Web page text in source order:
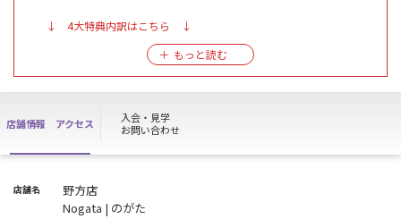
↓ 4大特典内訳はこちら ↓
①入館パス発行代（通常5,500円）→ 【0円】
②9月分月会費（8,019円）→【0円】
④11月分付き会費（8,019円）→【500円税込】
店舗情報 アクセス
入会・見学
お問い合わせ
店舗名
野方店
Nogata | のがた